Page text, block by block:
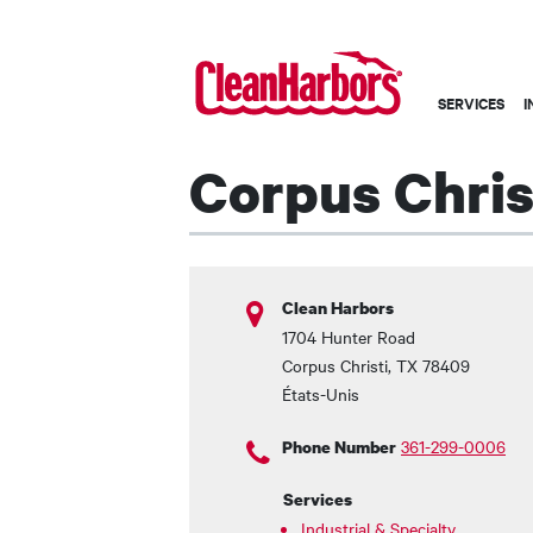
Main
French
SERVICES
Corpus
Clean Harbors
1704 Hunter Road
Corpus Christi, TX 78409
États-Unis
Phone Number 361-299-0006
Services
Industrial & Specialty